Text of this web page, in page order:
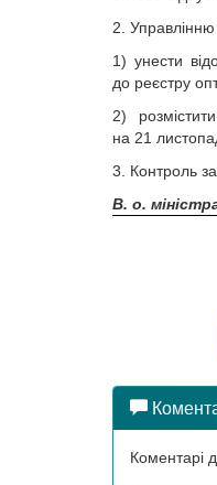
2. Управлінню
1) унести
до реєстру
2)
на 21
3. Контроль
В. о.
Коментарі